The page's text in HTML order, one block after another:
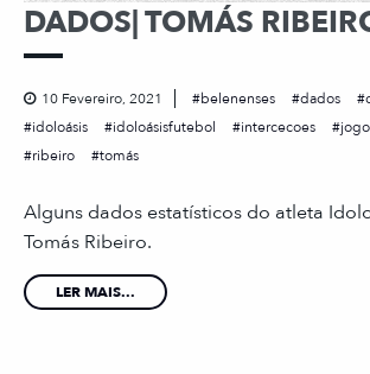
DADOS| TOMÁS
10 Fevereiro, 2021 belenenses dados
idoloásis
idoloásisfutebol intercecoes
ribeiro
tomás
Alguns dados estatísticos do atleta
Tomás Ribeiro.
LER MAIS...